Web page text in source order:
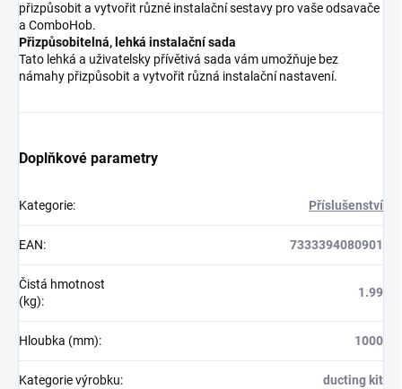
přizpůsobit a vytvořit různé instalační sestavy pro vaše odsavače
a ComboHob.
Přizpůsobitelná, lehká instalační sada
Tato lehká a uživatelsky přívětivá sada vám umožňuje bez
námahy přizpůsobit a vytvořit různá instalační nastavení.
Doplňkové parametry
Kategorie: Příslušenství
EAN: 7333394080901
Čistá hmotnost
(kg):
1.99
Hloubka (mm): 1000
Kategorie výrobku: ducting kit